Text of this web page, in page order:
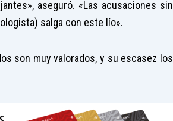
aseguró. «Las acusaciones sin
salga con este lío».
son muy valorados, y su escasez los